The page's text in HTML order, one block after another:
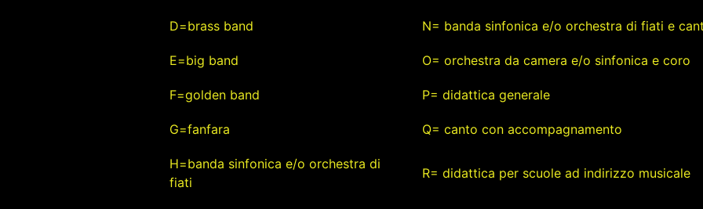
D=brass band N= banda sinfonica e/o orchestra di fiati e
E=big band O= orchestra da camera e/o sinfonica e coro
F=golden band P= didattica generale
G=fanfara Q= canto con accompagnamento
H=banda sinfonica e/o orchestra di
fiati
R= didattica per scuole ad indirizzo musicale